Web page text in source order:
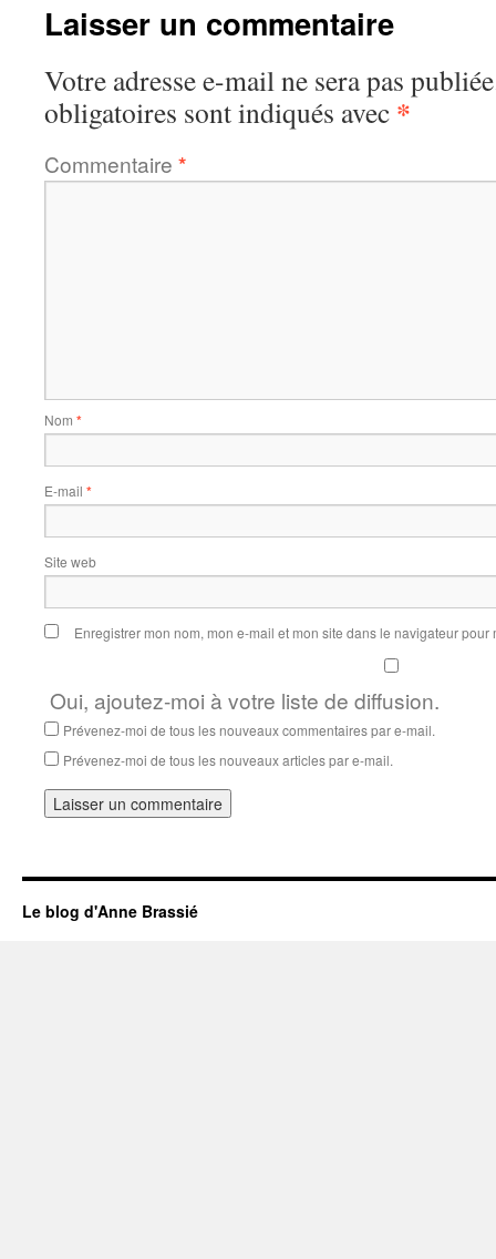
Laisser un commentaire
Votre adresse e-mail ne sera pas
obligatoires sont indiqués avec *
Commentaire *
Nom *
E-mail *
Site web
Enregistrer mon nom, mon e-mail et mon site dans le navigateur
Oui, ajoutez-moi à votre liste de diffusion.
Prévenez-moi de tous les nouveaux commentaires par e-mail.
Prévenez-moi de tous les nouveaux articles par e-mail.
Le blog d'Anne Brassié